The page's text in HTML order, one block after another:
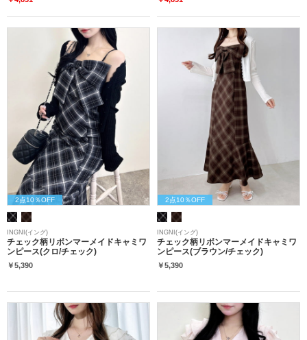
2点10％OFF
INGNI(イング)
チェック柄リボンマーメイドキャミワ
ンピース(クロ/チェック)
￥5,390
2点10％OFF
INGNI(イング)
チェック柄リボンマーメイドキャミワ
ンピース(ブラウン/チェック)
￥5,390